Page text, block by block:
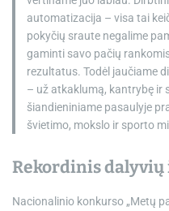
automatizacija – visa tai
pokyčių sraute negalime
gaminti savo pačių
rezultatus. Todėl jaučiame
– už atkaklumą, kantrybę ir
šiandieniniame pasaulyje
švietimo, mokslo ir sporto
Rekordinis dalyvių
Nacionalinio konkurso „Metų